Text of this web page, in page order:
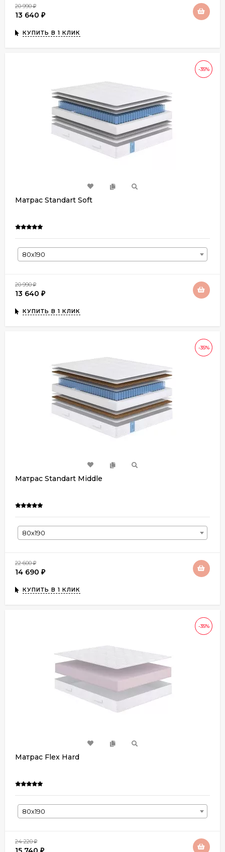
20 990₽
13 640 ₽
КУПИТЬ В 1 КЛИК
-35%
Матрас Standart Soft
80х190
20 990₽
13 640 ₽
КУПИТЬ В 1 КЛИК
-35%
Матрас Standart Middle
80х190
22 600₽
14 690 ₽
КУПИТЬ В 1 КЛИК
-35%
Матрас Flex Hard
80х190
24 220₽
₽